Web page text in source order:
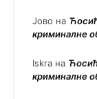
Јово на
криминалне
Iskra на
криминалне